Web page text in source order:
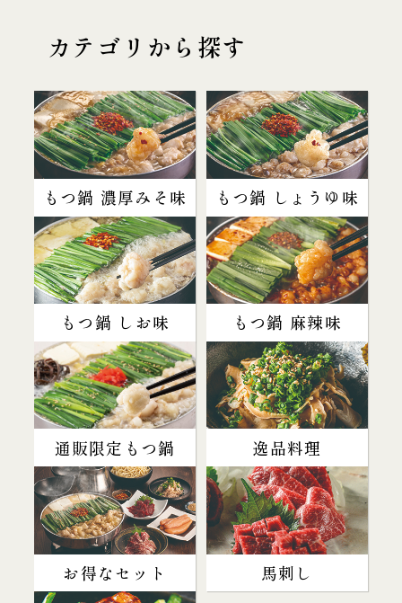
カテゴリから探す
もつ鍋 濃厚みそ味 もつ鍋 しょうゆ味
もつ鍋 しお味 もつ鍋 麻辣味
通販限定もつ鍋 逸品料理
お得なセット 馬刺し